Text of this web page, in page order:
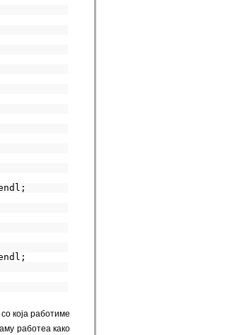
која работиме
работеа како